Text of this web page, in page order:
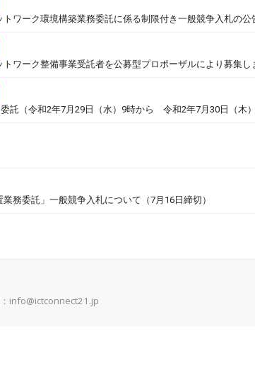
ワーク環境構築業務委託に係る制限付き一般競争入札の
ワーク整備事業受託者を公募型プロポーザルにより募集
託（令和2年7月29日（水）9時から 令和2年7月30日（木
務委託」一般競争入札について（7月16日締切）
info@ictconnect21.jp